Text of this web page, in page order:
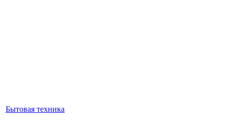
Бытовая техника